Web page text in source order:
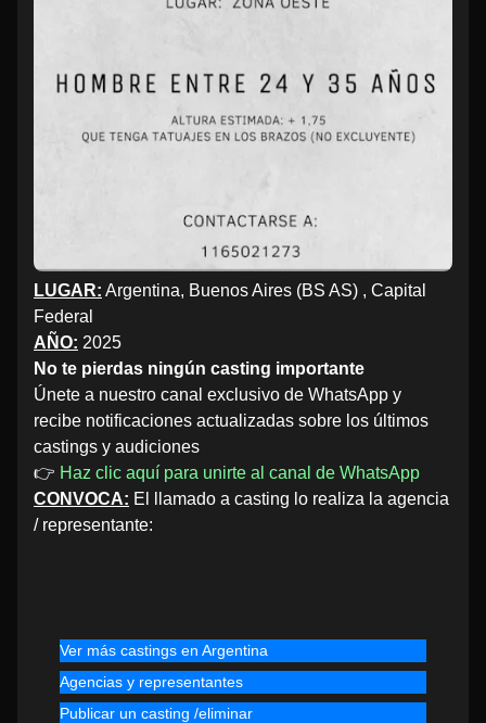
LUGAR: Argentina, Buenos Aires (BS AS) , Capital
Federal
AÑO: 2025
No te pierdas ningún casting importante
Únete a nuestro canal exclusivo de WhatsApp y
recibe notificaciones actualizadas sobre los últimos
castings y audiciones
👉 Haz clic aquí para unirte al canal de WhatsApp
CONVOCA: El llamado a casting lo realiza la agencia
/ representante:
Ver más castings en Argentina
Agencias y representantes
Publicar un casting /eliminar